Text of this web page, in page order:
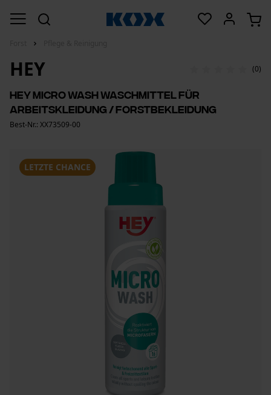
LETZTE CHANCE
HEY (0)
HEY Micro Wash Waschmittel für
Arbeitskleidung / Forstbekleidung
Best-Nr.: XX73509-00